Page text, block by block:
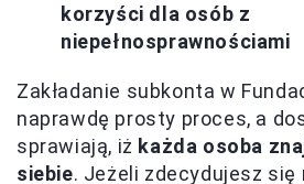
korzyści dla osób z
niepełnosprawnościami
Zakładanie subkonta w
naprawdę prosty proces, a
sprawiają, iż każda osoba
siebie. Jeżeli zdecydujesz się